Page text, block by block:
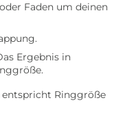
Faden um deinen
Ergebnis in
entspricht Ringgröße